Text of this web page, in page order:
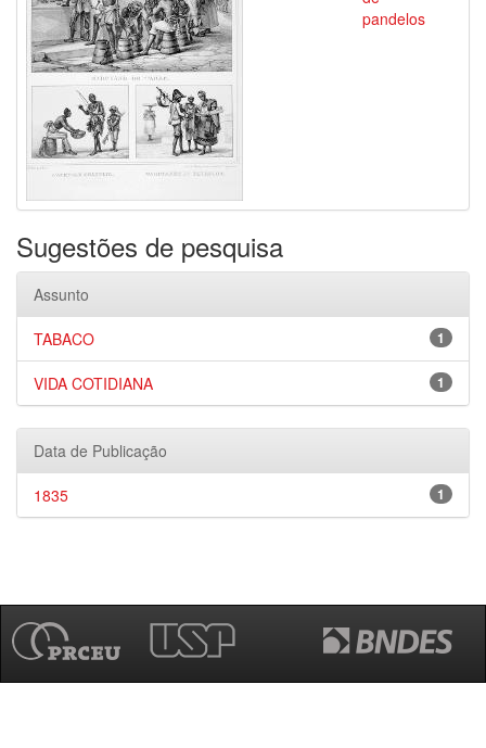
pandelos
Sugestões de pesquisa
Assunto
1
TABACO
1
VIDA COTIDIANA
Data de Publicação
1
1835